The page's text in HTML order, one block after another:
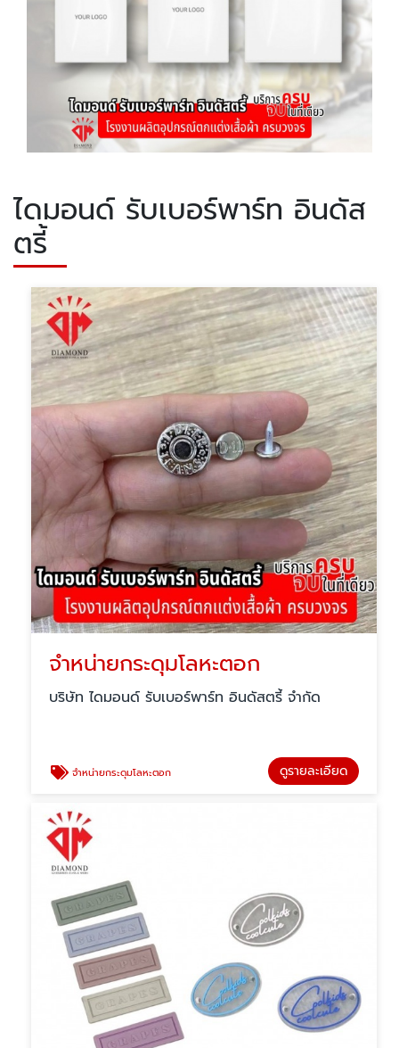
ไดมอนด์ รับเบอร์พาร์ท อินดัส
ตรี้
จำหน่ายกระดุมโลหะตอก
บริษัท ไดมอนด์ รับเบอร์พาร์ท อินดัสตรี้ จำกัด
จำหน่ายกระดุมโลหะตอก ดูรายละเอียด